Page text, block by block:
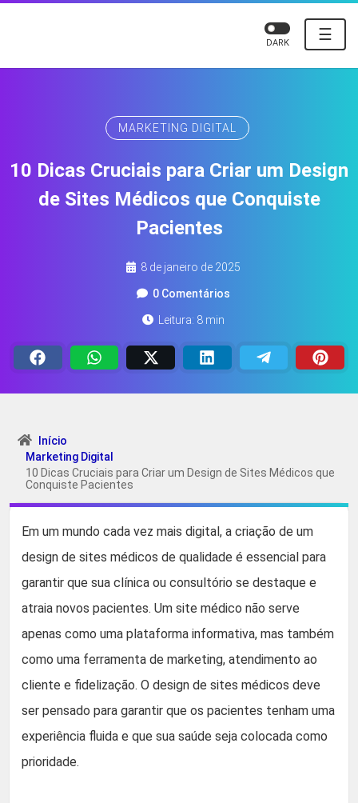
☰
DARK
MARKETING DIGITAL
10 Dicas Cruciais para Criar um Design
de Sites Médicos que Conquiste
Pacientes
8 de janeiro de 2025
0 Comentários
Leitura: 8 min
Início
Marketing Digital
10 Dicas Cruciais para Criar um Design de Sites Médicos que
Conquiste Pacientes
Em um mundo cada vez mais digital, a criação de um
design de sites médicos de qualidade é essencial para
garantir que sua clínica ou consultório se destaque e
atraia novos pacientes. Um site médico não serve
apenas como uma plataforma informativa, mas também
como uma ferramenta de marketing, atendimento ao
cliente e fidelização. O design de sites médicos deve
ser pensado para garantir que os pacientes tenham uma
experiência fluida e que sua saúde seja colocada como
prioridade.